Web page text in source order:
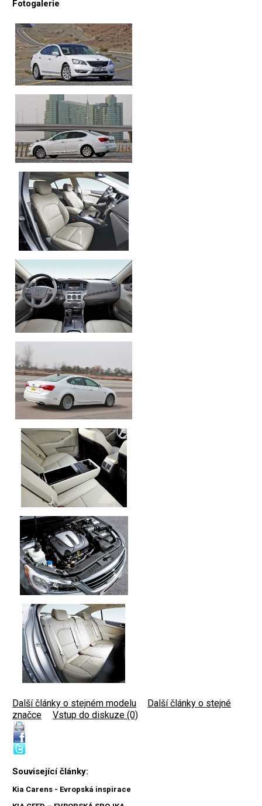
Fotogalerie
Další články o stejném modelu
Další články o stejné
značce
Vstup do diskuze (0)
Související články:
Kia Carens - Evropská inspirace